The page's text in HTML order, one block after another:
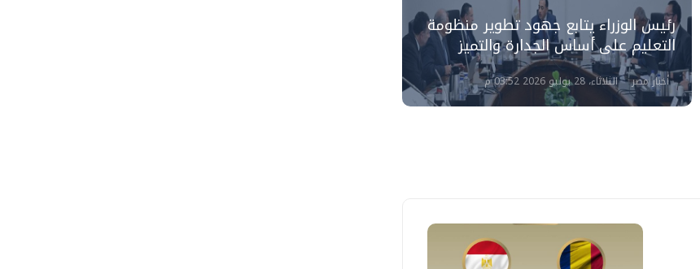
رئيس الوزراء يتابع جهود تطوير منظومة
التعليم على أساس الجدارة والتميز
أخبار مصر الثلاثاء، 28 يوليو 2026 03:52 م